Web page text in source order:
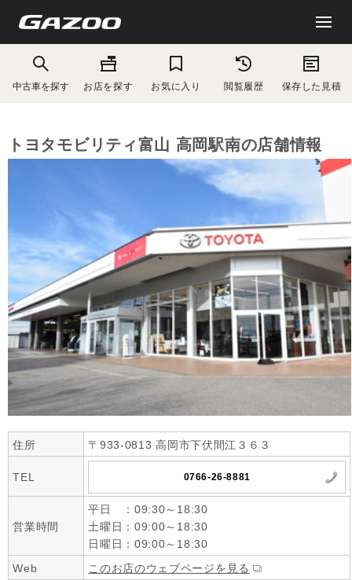
中古車を探す お店を探す お気に入り 閲覧履歴 保存した見積
トヨタモビリティ富山 高岡駅南の店舗情報
住所 〒933-0813 高岡市下伏間江３６３
TEL 0766-26-8881
営業時間
平日 ：09:30～18:30
土曜日：09:00～18:30
日曜日：09:00～18:30
Web
このお店のウェブページを見る